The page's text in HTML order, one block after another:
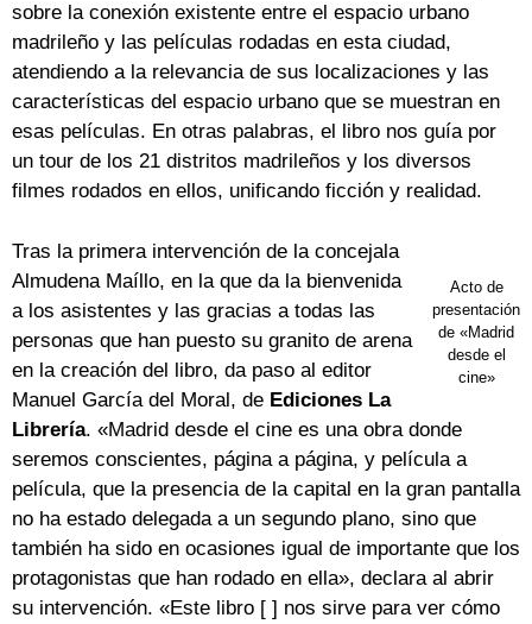
sobre la conexión existente entre el espacio urbano
madrileño y las películas rodadas en esta ciudad,
atendiendo a la relevancia de sus localizaciones y las
características del espacio urbano que se muestran en
esas películas. En otras palabras, el libro nos guía por
un tour de los 21 distritos madrileños y los diversos
filmes rodados en ellos, unificando ficción y realidad.
Acto de
presentación
de «Madrid
desde el
cine»
Tras la primera intervención de la concejala
Almudena Maíllo, en la que da la bienvenida
a los asistentes y las gracias a todas las
personas que han puesto su granito de arena
en la creación del libro, da paso al editor
Manuel García del Moral, de Ediciones La
Librería. «Madrid desde el cine es una obra donde
seremos conscientes, página a página, y película a
película, que la presencia de la capital en la gran pantalla
no ha estado delegada a un segundo plano, sino que
también ha sido en ocasiones igual de importante que los
protagonistas que han rodado en ella», declara al abrir
su intervención. «Este libro [ ] nos sirve para ver cómo